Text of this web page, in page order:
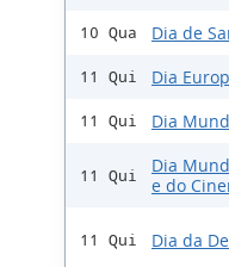
10 Qua Dia de
11 Qui Dia
11 Qui Dia
11 Qui
Dia
e do
11 Qui Dia da